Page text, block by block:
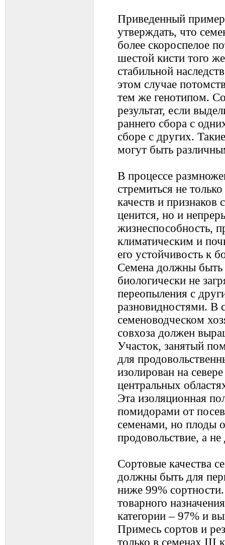
Приведенный пример
утверждать, что
более скороспелое
шестой кисти того
стабильной
этом случае
тем же генотипом.
результат, если
раннего сбора с
сборе с других.
могут быть
В процессе
стремиться не
качеств и признаков
ценится, но и
жизнеспособность,
климатическим и
его устойчивость к
Семена должны
биологически не
переопыления с
разновидностями. В
семеноводческом
совхоза должен
Участок, занятый
для
изолирован на
центральных
Эта изоляционная
помидорами от
семенами, но плоды
продовольствие, а
Сортовые качества
должны быть для
ниже 99%
товарного
категории – 97% и
Примесь сортов и
только в семенах III